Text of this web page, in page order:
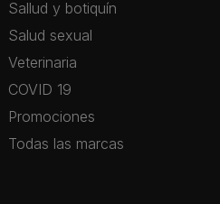
Sallud y botiquín
Salud sexual
Veterinaria
COVID 19
Promociones
Todas las marcas